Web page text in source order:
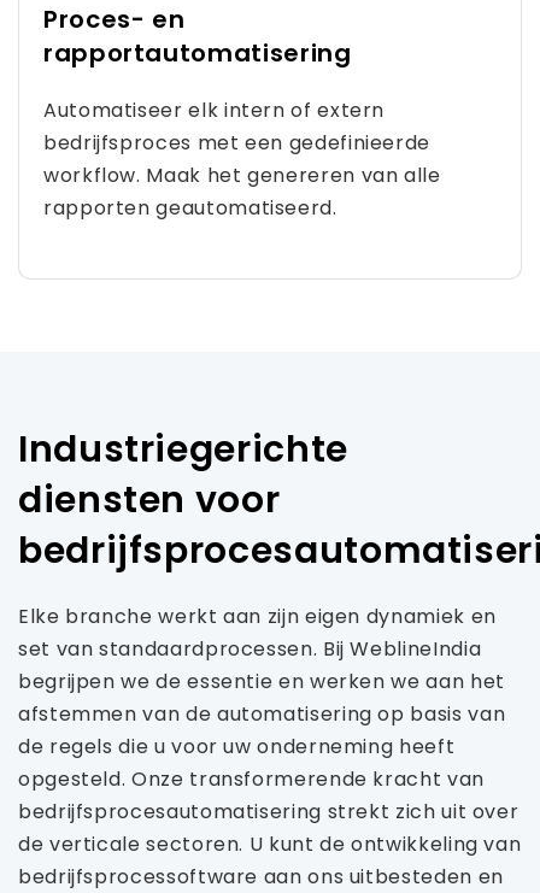
Proces- en
rapportautomatisering
Automatiseer elk intern of extern
bedrijfsproces met een gedefinieerde
workflow. Maak het genereren van alle
rapporten geautomatiseerd.
Industriegerichte
diensten voor
Elke branche werkt aan zijn eigen dynamiek en
set van standaardprocessen. Bij WeblineIndia
begrijpen we de essentie en werken we aan het
afstemmen van de automatisering op basis van
de regels die u voor uw onderneming heeft
opgesteld. Onze transformerende kracht van
bedrijfsprocesautomatisering strekt zich uit over
de verticale sectoren. U kunt de ontwikkeling van
bedrijfsprocessoftware aan ons uitbesteden en